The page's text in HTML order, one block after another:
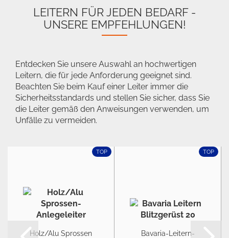
LEITERN FÜR JEDEN BEDARF -
UNSERE EMPFEHLUNGEN!
Entdecken Sie unsere Auswahl an hochwertigen
Leitern, die für jede Anforderung geeignet sind.
Beachten Sie beim Kauf einer Leiter immer die
Sicherheitsstandards und stellen Sie sicher, dass Sie
die Leiter gemäß den Anweisungen verwenden, um
Unfälle zu vermeiden.
TOP
Holz/Alu Sprossen
TOP
Bavaria-Leitern-